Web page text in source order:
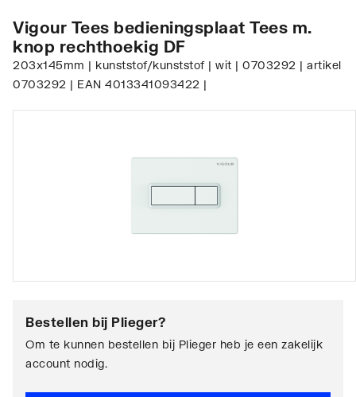
Vigour Tees bedieningsplaat Tees m.
knop rechthoekig DF
203x145mm | kunststof/kunststof | wit | 0703292 | artikel
0703292 | EAN 4013341093422 |
Bestellen bij Plieger?
Om te kunnen bestellen bij Plieger heb je een zakelijk
account nodig.